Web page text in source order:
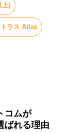
上)
ラス Atlas
コムが
ばれる理由